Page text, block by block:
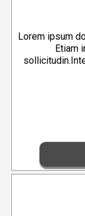
Lorem ipsum
Etiam